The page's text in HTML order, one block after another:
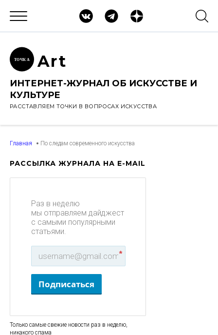
ТОЧК А Art
ИНТЕРНЕТ-ЖУРНАЛ ОБ ИСКУССТВЕ И
КУЛЬТУРЕ
РАССТАВЛЯЕМ ТОЧКИ В ВОПРОСАХ ИСКУССТВА
Главная По следам современного искусства
РАССЫЛКА ЖУРНАЛА НА E-MAIL
Раз в неделю
мы отправляем дайджест
с самыми популярными
статьями.
*
Подписаться
Только самые свежие новости раз в неделю,
никакого спама